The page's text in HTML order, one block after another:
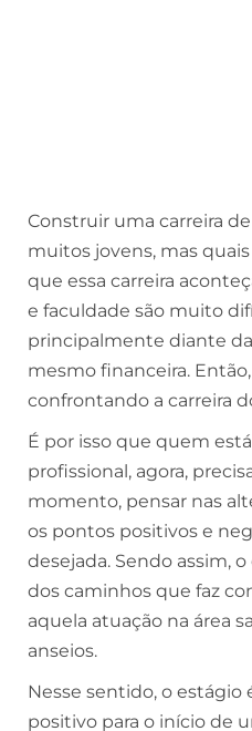
Construir uma carreira
muitos jovens, mas
que essa carreira
e faculdade são muito
principalmente diante
mesmo financeira.
confrontando a carreira
É por isso que quem
profissional, agora,
momento, pensar nas
os pontos positivos e
desejada. Sendo assim,
dos caminhos que faz
aquela atuação na área
anseios.
Nesse sentido, o
positivo para o início de